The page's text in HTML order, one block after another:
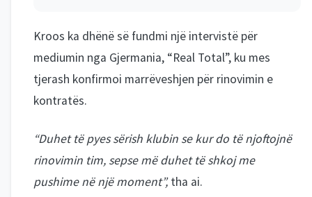
Kroos ka dhënë së fundmi një intervistë për
mediumin nga Gjermania, “Real Total”, ku mes
tjerash konfirmoi marrëveshjen për rinovimin e
kontratës.
“Duhet të pyes sërish klubin se kur do të njoftojnë
rinovimin tim, sepse më duhet të shkoj me
pushime në një moment”,tha ai.